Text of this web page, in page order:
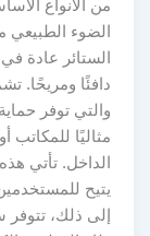
من الأنواع
الضوء الطبيعي
الستائر عادة في
دافئًا ومريحًا.
والتي توفر
مثاليًا للمكاتب
الداخل. تأتي هذه
يتيح للمستخدمين
إلى ذلك، تتوفر